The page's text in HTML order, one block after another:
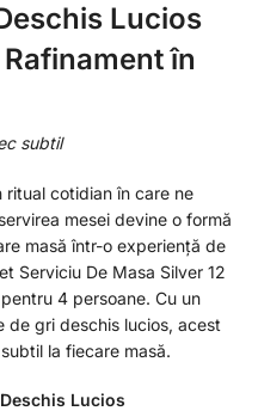
Lucios
în
subtil
ritual cotidian în care ne
mesei devine o formă
masă într-o experiență de
Serviciu De Masa Silver 12
4 persoane. Cu un
de gri deschis lucios, acest
la fiecare masă.
Lucios